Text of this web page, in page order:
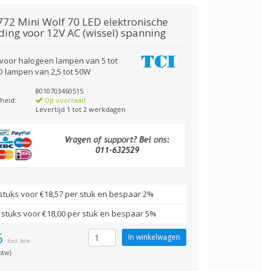
Mini Wolf 70 LED elektronische
voor 12V AC (wissel) spanning
voor halogeen lampen van 5 tot
lampen van 2,5 tot 50W
8010703460515
Op voorraad
Levertijd 1 tot 2 werkdagen
voor €18,57 per stuk en bespaar 2%
stuks voor €18,00 per stuk en bespaar 5%
Excl. btw